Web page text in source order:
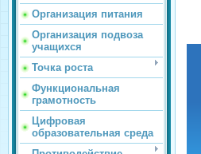
Организация питания
Организация подвоза
учащихся
Точка роста
Функциональная
грамотность
Цифровая
образовательная среда